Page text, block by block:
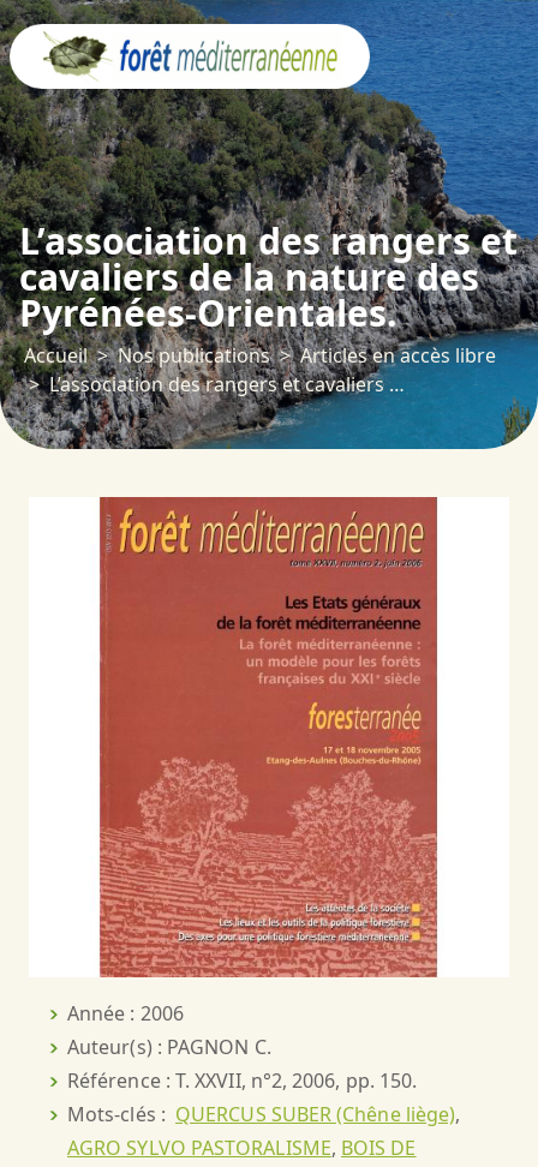
L’association des rangers et
cavaliers de la nature des
Pyrénées-Orientales.
Accueil Nos publications
Articles en accès libre
L’association des rangers et cavaliers de la nature des Pyrénées-Orientales.
Année : 2006
Auteur(s) : PAGNON C.
Référence : T. XXVII, n°2, 2006, pp. 150.
Mots-clés : QUERCUS SUBER (Chêne liège),
AGRO SYLVO PASTORALISME, BOIS DE
Panneau de gestion des cookies